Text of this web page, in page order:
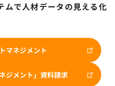
ムで人材データの見える化
マネジメント
ジメント」資料請求